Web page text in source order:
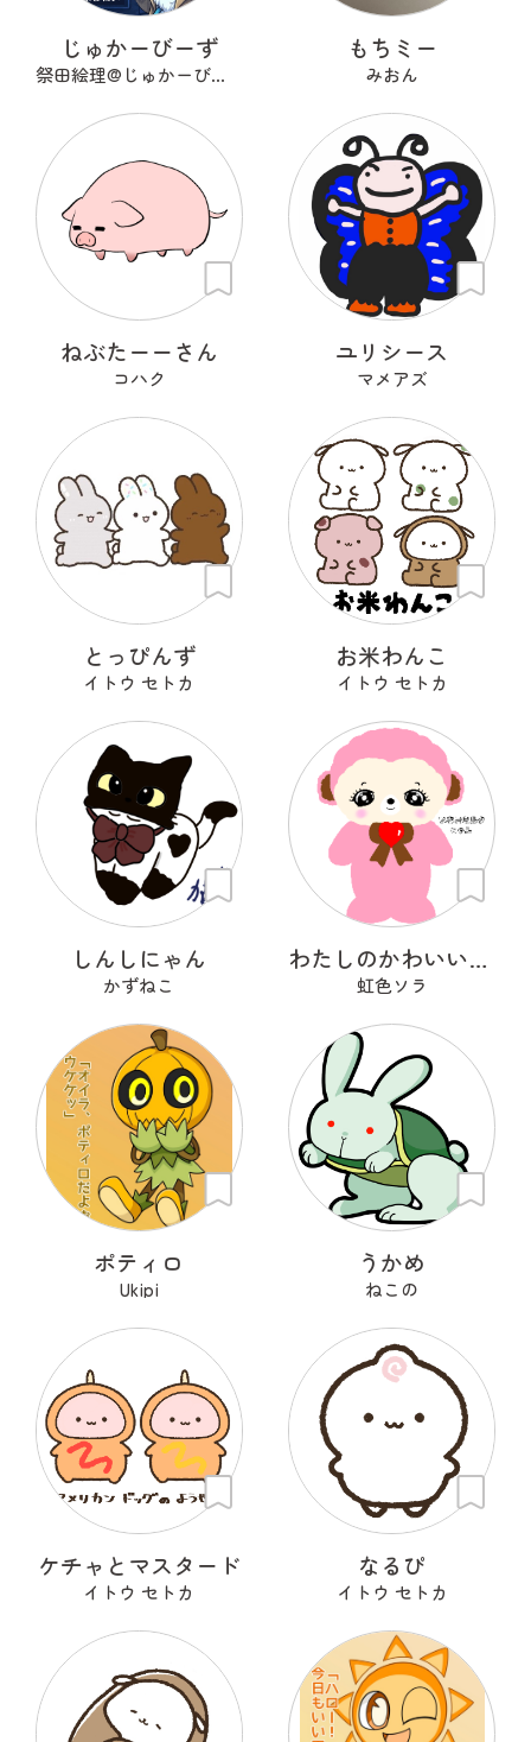
じゅかーびーず
祭田絵理@じゅかーびーず
もちミー
みおん
ねぶたーーさん
コハク
ユリシース
マメアズ
とっぴんず
イトウ セトカ
お米わんこ
イトウ セトカ
しんしにゃん
かずねこ
わたしのかわいいせかい
虹色ソラ
ポティロ
Ukipi
うかめ
ねこの
ケチャとマスタード
イトウ セトカ
なるぴ
イトウ セトカ